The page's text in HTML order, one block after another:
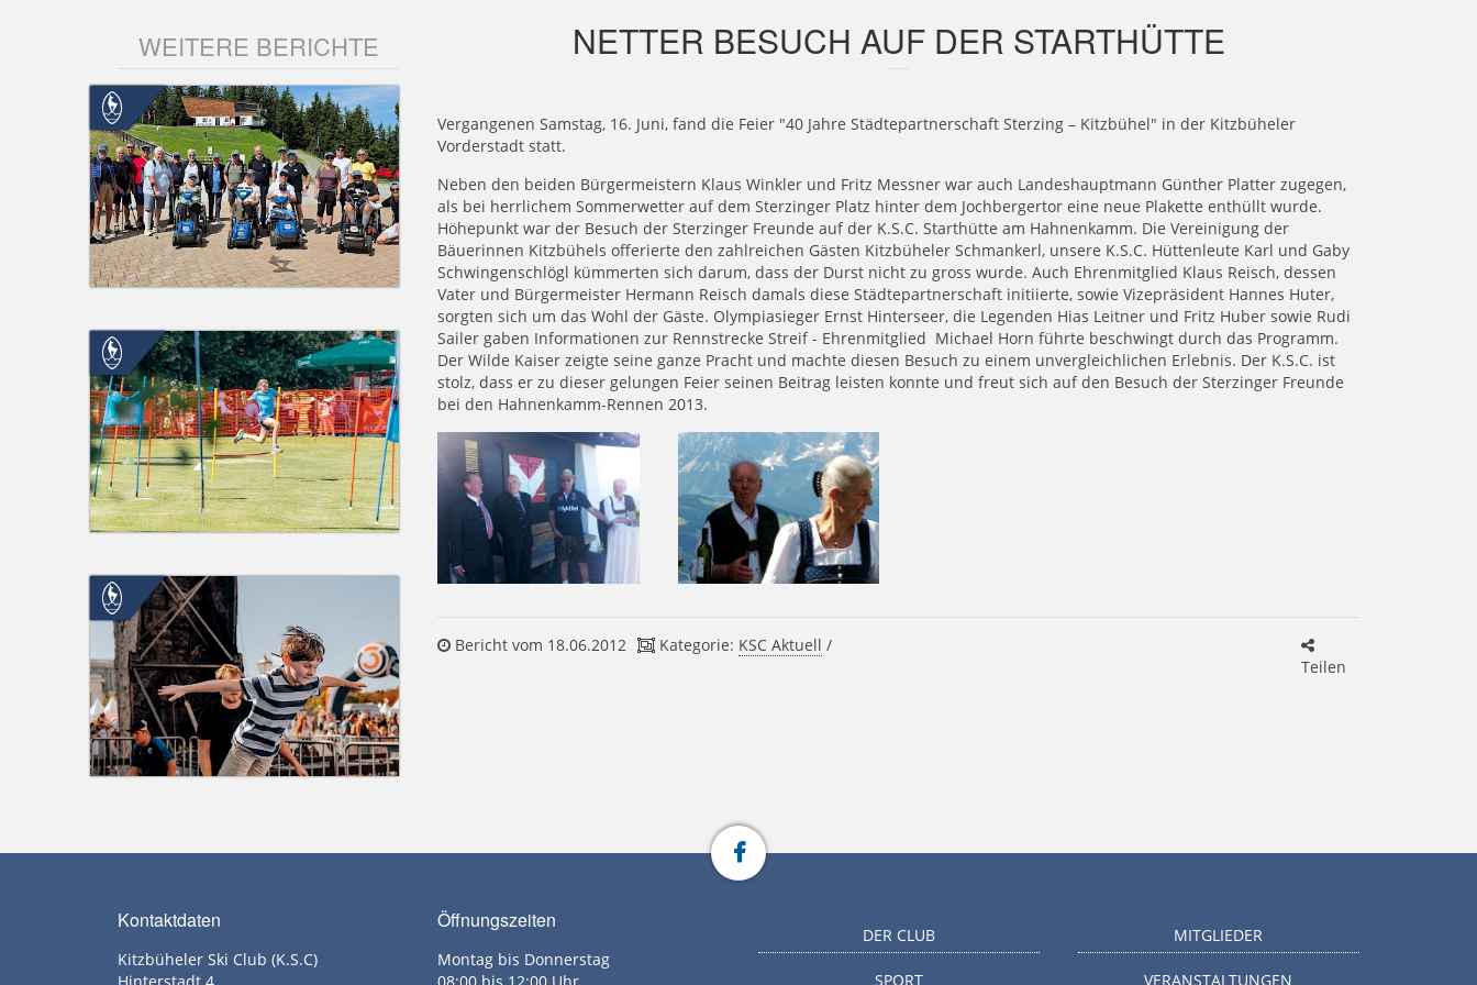
NETTER BESUCH AUF DER STARTHÜTTE
Vergangenen Samstag, 16. Juni, fand die Feier "40 Jahre Städtepartnerschaft Sterzing – Kitzbühel" in der Kitzbüheler
Vorderstadt statt.
Neben den beiden Bürgermeistern Klaus Winkler und Fritz Messner war auch Landeshauptmann Günther Platter zugegen,
als bei herrlichem Sommerwetter auf dem Sterzinger Platz hinter dem Jochbergertor eine neue Plakette enthüllt wurde.
Höhepunkt war der Besuch der Sterzinger Freunde auf der K.S.C. Starthütte am Hahnenkamm. Die Vereinigung der
Bäuerinnen Kitzbühels offerierte den zahlreichen Gästen Kitzbüheler Schmankerl, unsere K.S.C. Hüttenleute Karl und Gaby
Schwingenschlögl kümmerten sich darum, dass der Durst nicht zu gross wurde. Auch Ehrenmitglied Klaus Reisch, dessen
Vater und Bürgermeister Hermann Reisch damals diese Städtepartnerschaft initiierte, sowie Vizepräsident Hannes Huter,
sorgten sich um das Wohl der Gäste. Olympiasieger Ernst Hinterseer, die Legenden Hias Leitner und Fritz Huber sowie Rudi
Sailer gaben Informationen zur Rennstrecke Streif - Ehrenmitglied Michael Horn führte beschwingt durch das Programm.
Der Wilde Kaiser zeigte seine ganze Pracht und machte diesen Besuch zu einem unvergleichlichen Erlebnis. Der K.S.C. ist
stolz, dass er zu dieser gelungen Feier seinen Beitrag leisten konnte und freut sich auf den Besuch der Sterzinger Freunde
bei den Hahnenkamm-Rennen 2013.
Bericht vom 18.06.2012 Kategorie: KSC Aktuell /
Teilen
WEITERE BERICHTE
Kontaktdaten
Kitzbüheler Ski Club (K.S.C)
Öffnungszeiten
Montag bis Donnerstag
DER CLUB
SPORT
MITGLIEDER
VERANSTALTUNGEN